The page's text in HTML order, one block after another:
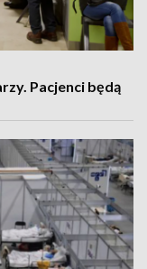
Pacjenci będą